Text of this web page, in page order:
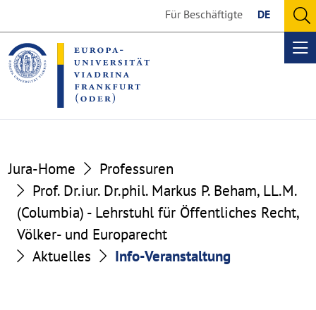
the
content
section
the
footer
section
Für Beschäftigte DE
Jura-Home
Professuren
Prof. Dr.iur. Dr.phil. Markus P. Beham, LL.M.
(Columbia) - Lehrstuhl für Öffentliches Recht,
Völker- und Europarecht
Aktuelles
Info-Veranstaltung